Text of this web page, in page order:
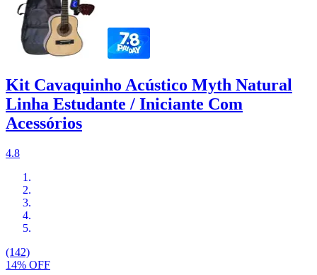
Kit Cavaquinho Acústico Myth Natural
Linha Estudante / Iniciante Com
Acessórios
4.8
(142)
14% OFF